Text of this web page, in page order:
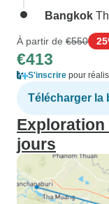
Bangkok
À partir de €550
€413
S'inscrire pour
Télécharger la
Exploration
jours